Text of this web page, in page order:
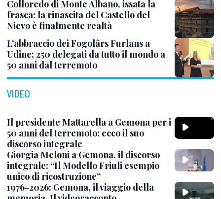
Colloredo di Monte Albano, issata la
frasca: la rinascita del Castello del
Nievo è finalmente realtà
L'abbraccio dei Fogolârs Furlans a
Udine: 250 delegati da tutto il mondo a
50 anni dal terremoto
VIDEO
Il presidente Mattarella a Gemona per i
50 anni del terremoto: ecco il suo
discorso integrale
Giorgia Meloni a Gemona, il discorso
integrale: “Il Modello Friuli esempio
unico di ricostruzione”
1976-2026: Gemona, il viaggio della